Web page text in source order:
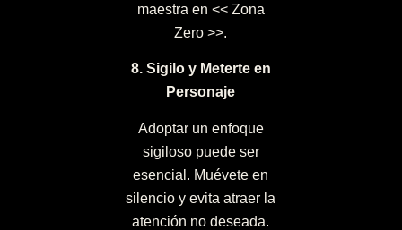
maestra en << Zona
Zero >>.
8. Sigilo y Meterte en
Personaje
Adoptar un enfoque
sigiloso puede ser
esencial. Muévete en
silencio y evita atraer la
atención no deseada.